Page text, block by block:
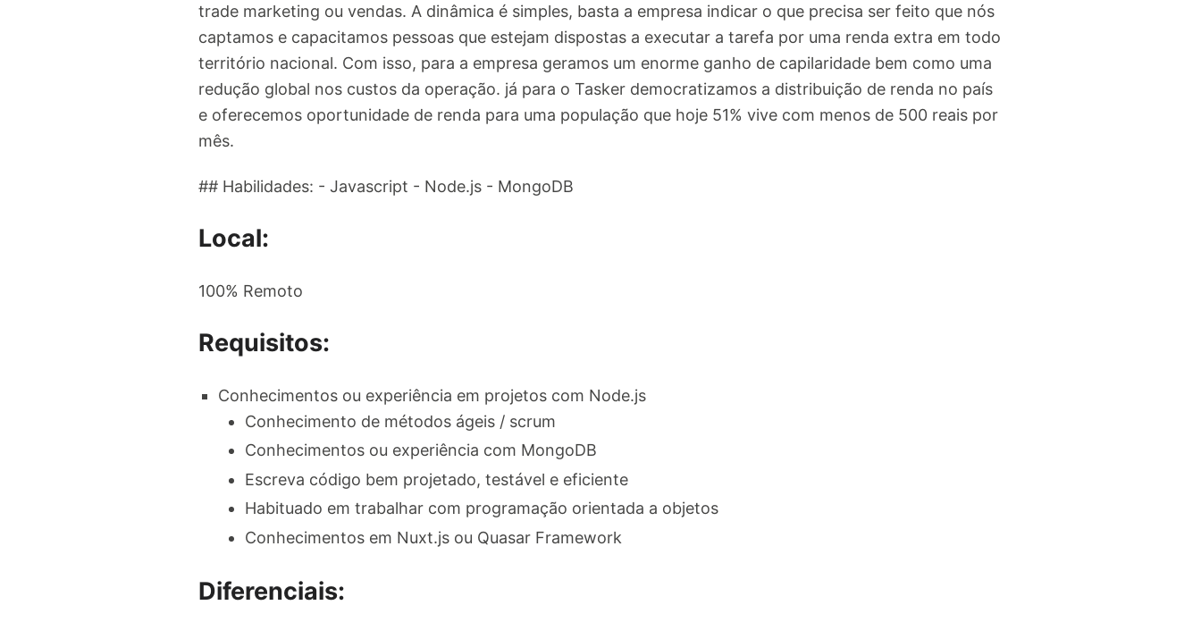
trade marketing ou vendas. A dinâmica é simples, basta a empresa indicar o que precisa ser feito que nós
captamos e capacitamos pessoas que estejam dispostas a executar a tarefa por uma renda extra em todo
território nacional. Com isso, para a empresa geramos um enorme ganho de capilaridade bem como uma
redução global nos custos da operação. já para o Tasker democratizamos a distribuição de renda no país
e oferecemos oportunidade de renda para uma população que hoje 51% vive com menos de 500 reais por
mês.
## Habilidades: - Javascript - Node.js - MongoDB
Local:
100% Remoto
Requisitos:
Conhecimentos ou experiência em projetos com Node.js
Conhecimento de métodos ágeis / scrum
Conhecimentos ou experiência com MongoDB
Escreva código bem projetado, testável e eficiente
Habituado em trabalhar com programação orientada a objetos
Conhecimentos em Nuxt.js ou Quasar Framework
Diferenciais: